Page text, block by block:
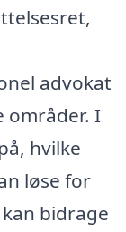
advokat
områder. I
hvilke
løse for
bidrage